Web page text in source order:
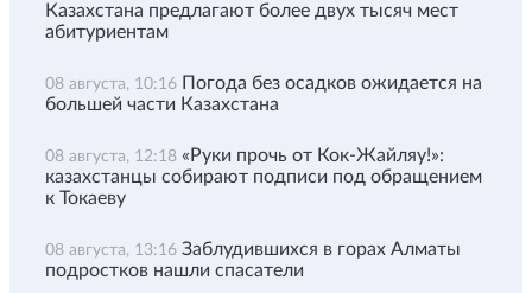
Казахстана предлагают более двух тысяч мест
абитуриентам
08 августа, 10:16 Погода без осадков ожидается на
большей части Казахстана
08 августа, 12:18 «Руки прочь от Кок-Жайляу!»:
казахстанцы собирают подписи под обращением
к Токаеву
08 августа, 13:16 Заблудившихся в горах Алматы
подростков нашли спасатели